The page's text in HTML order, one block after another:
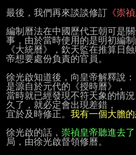
最後，我們再來談談修訂 《崇
編制曆法在中國歷代王朝可是
事，由於當時使用的是明初編
《大統曆》，欽天監在推算日
帝想要處份負責的官員。
徐光啟知道後，向皇帝解釋說
是源自於元代的《授時曆》，
當時就已經發現不符天象的情
久了，就必定會出現差錯，
宜於及時修正。 我有一個大膽
徐光啟的話， 崇禎皇帝聽進去了
局，由徐光啟督領修曆。